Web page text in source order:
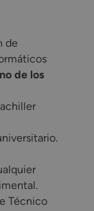
de
de los
Técnico